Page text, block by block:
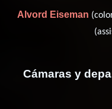
Alvord Eiseman
Cámaras y